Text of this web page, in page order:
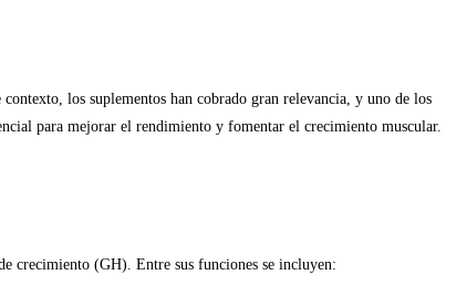
los suplementos han cobrado gran relevancia, y uno de los
para mejorar el rendimiento y fomentar el crecimiento muscular.
crecimiento (GH). Entre sus funciones se incluyen: